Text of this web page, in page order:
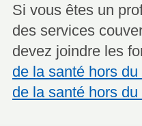
Si vous êtes un
des services
devez joindre les
de la santé hors
de la santé hors